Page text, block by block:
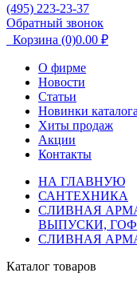
(495) 223-23-37
Обратный звонок
Корзина (0)0.00 ₽
О фирме
Новости
Статьи
Новинки каталога
Хиты продаж
Акции
Контакты
НА ГЛАВНУЮ
САНТЕХНИКА
СЛИВНАЯ
ВЫПУСКИ,
СЛИВНАЯ
Каталог товаров